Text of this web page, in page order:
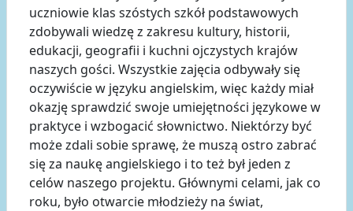
uczniowie klas szóstych szkół podstawowych
zdobywali wiedzę z zakresu kultury, historii,
edukacji, geografii i kuchni ojczystych krajów
naszych gości. Wszystkie zajęcia odbywały się
oczywiście w języku angielskim, więc każdy miał
okazję sprawdzić swoje umiejętności językowe w
praktyce i wzbogacić słownictwo. Niektórzy być
może zdali sobie sprawę, że muszą ostro zabrać
się za naukę angielskiego i to też był jeden z
celów naszego projektu. Głównymi celami, jak co
roku, było otwarcie młodzieży na świat,